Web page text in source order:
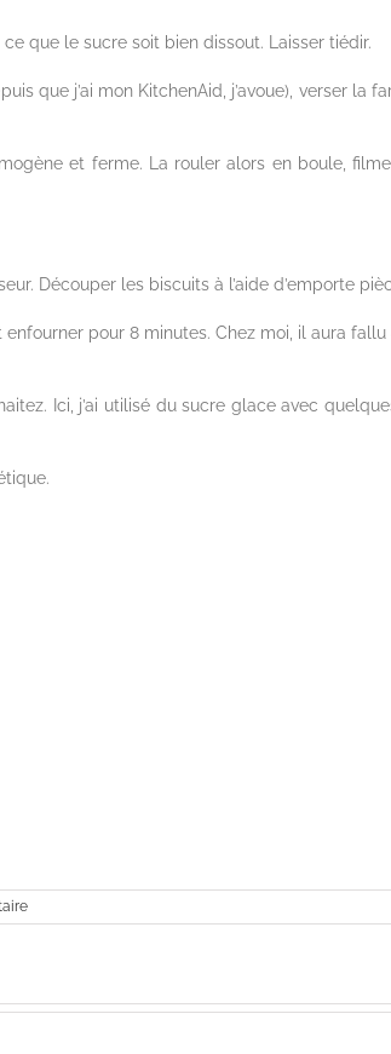
que le sucre soit bien dissout. Laisser tiédir.
que j’ai mon KitchenAid, j’avoue), verser la
et ferme. La rouler alors en boule,
Découper les biscuits à l’aide d’emporte
pour 8 minutes. Chez moi, il aura
Ici, j’ai utilisé du sucre glace avec